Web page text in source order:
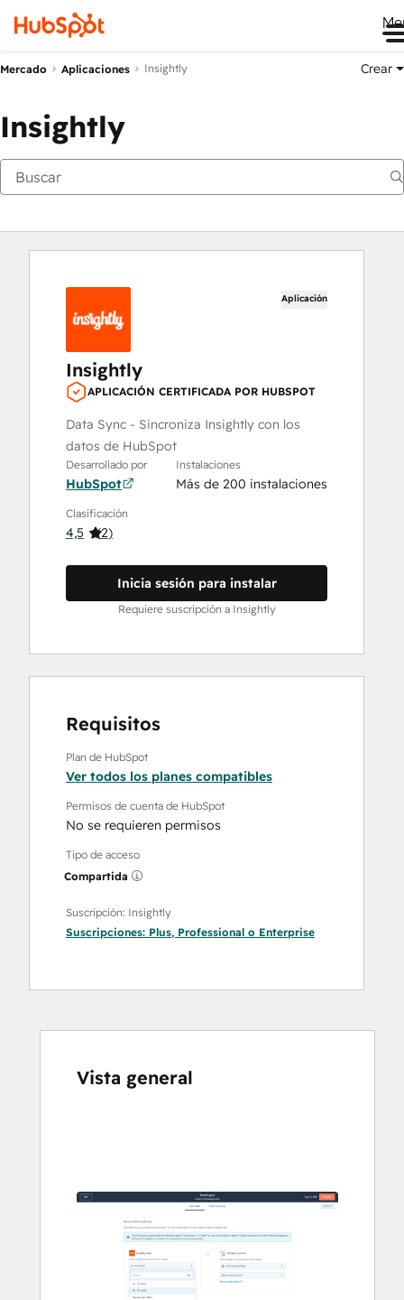
Mercado Aplicaciones Insightly Crear
Insightly
Aplicación
Insightly
APLICACIÓN CERTIFICADA POR HUBSPOT
Data Sync - Sincroniza Insightly con los
datos de HubSpot
Desarrollado por
HubSpot
Instalaciones
Más de 200 instalaciones
Clasificación
4,5 (2)
Inicia sesión para instalar
Requiere suscripción a Insightly
Requisitos
Plan de HubSpot
Ver todos los planes compatibles
Permisos de cuenta de HubSpot
No se requieren permisos
Tipo de acceso
Compartida
Suscripción: Insightly
Suscripciones: Plus, Professional o Enterprise
Vista general
flecha
elementos